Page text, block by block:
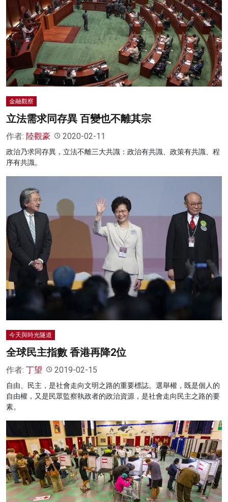
金融觀察
立法需求同存異 百變也不離其宗
作者: 陸觀豪 2020-02-11
政治乃求同存異，立法不離三大共識：政治有共識、政策有共識、程
序有共識。
今天與時光隧道
全球民主指數 香港再降2位
作者: 丁望 2019-02-15
自由、民主，是社會走向文明之路的重要標誌。選舉權，既是個人的
自由權，又是民眾監察執政者的政治資源，是社會走向民主之路的要
素。